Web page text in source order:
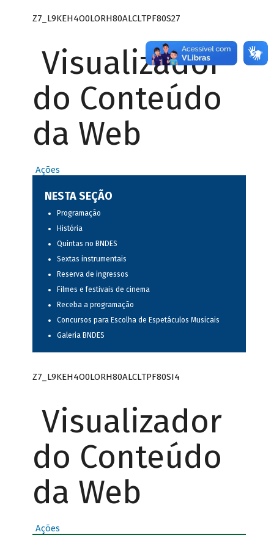
Z7_L9KEH4O0LORH80ALCLTPF80S27
Visualizador
do Conteúdo
da Web
Ações
NESTA SEÇÃO
Programação
História
Quintas no BNDES
Sextas instrumentais
Reserva de ingressos
Filmes e festivais de cinema
Receba a programação
Concursos para Escolha de Espetáculos Musicais
Galeria BNDES
Z7_L9KEH4O0LORH80ALCLTPF80SI4
Visualizador
do Conteúdo
da Web
Ações